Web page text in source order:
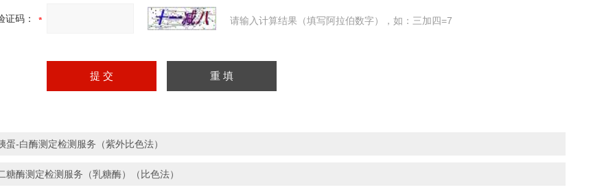
证码： 请输入计算结果（填写阿拉伯数字），如：三加四=7
蛋-白酶测定检测服务（紫外比色法）
糖酶测定检测服务（乳糖酶）（比色法）